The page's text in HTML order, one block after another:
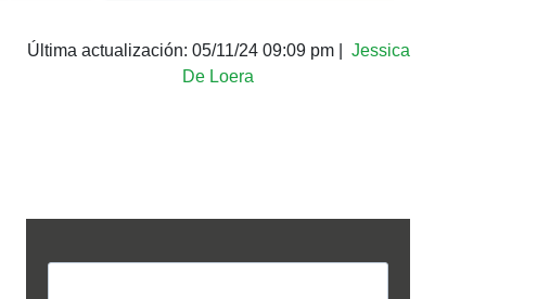
Última actualización: 05/11/24 09:09 pm|
Jessica
De Loera